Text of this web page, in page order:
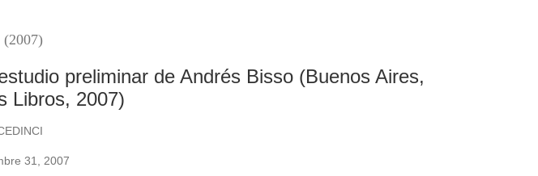
preliminar de Andrés Bisso (Buenos Aires,
Libros, 2007)
31, 2007